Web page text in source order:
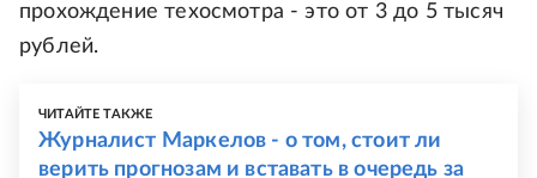
прохождение техосмотра - это от 3 до 5 тысяч
рублей.
ЧИТАЙТЕ ТАКЖЕ
Журналист Маркелов - о том, стоит ли
верить прогнозам и вставать в очередь за